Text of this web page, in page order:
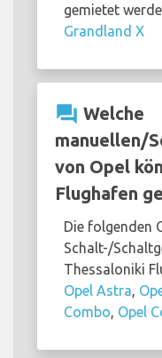
gemietet
Grandland X
question_answer Welche
manuellen/
von Opel
Flughafen
Die folgenden
Schalt-/
Thessaloniki
Opel Astra
Combo Opel